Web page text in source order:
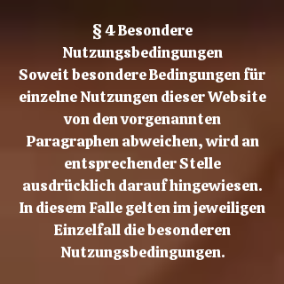
§ 4 Besondere
Nutzungsbedingungen
Soweit besondere Bedingungen für
einzelne Nutzungen dieser Website
von den vorgenannten
Paragraphen abweichen, wird an
entsprechender Stelle
ausdrücklich darauf hingewiesen.
In diesem Falle gelten im jeweiligen
Einzelfall die besonderen
Nutzungsbedingungen.